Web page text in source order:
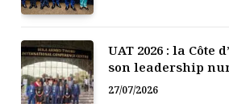
UAT 2026 : la Côte
son leadership
Afrique
27/07/2026